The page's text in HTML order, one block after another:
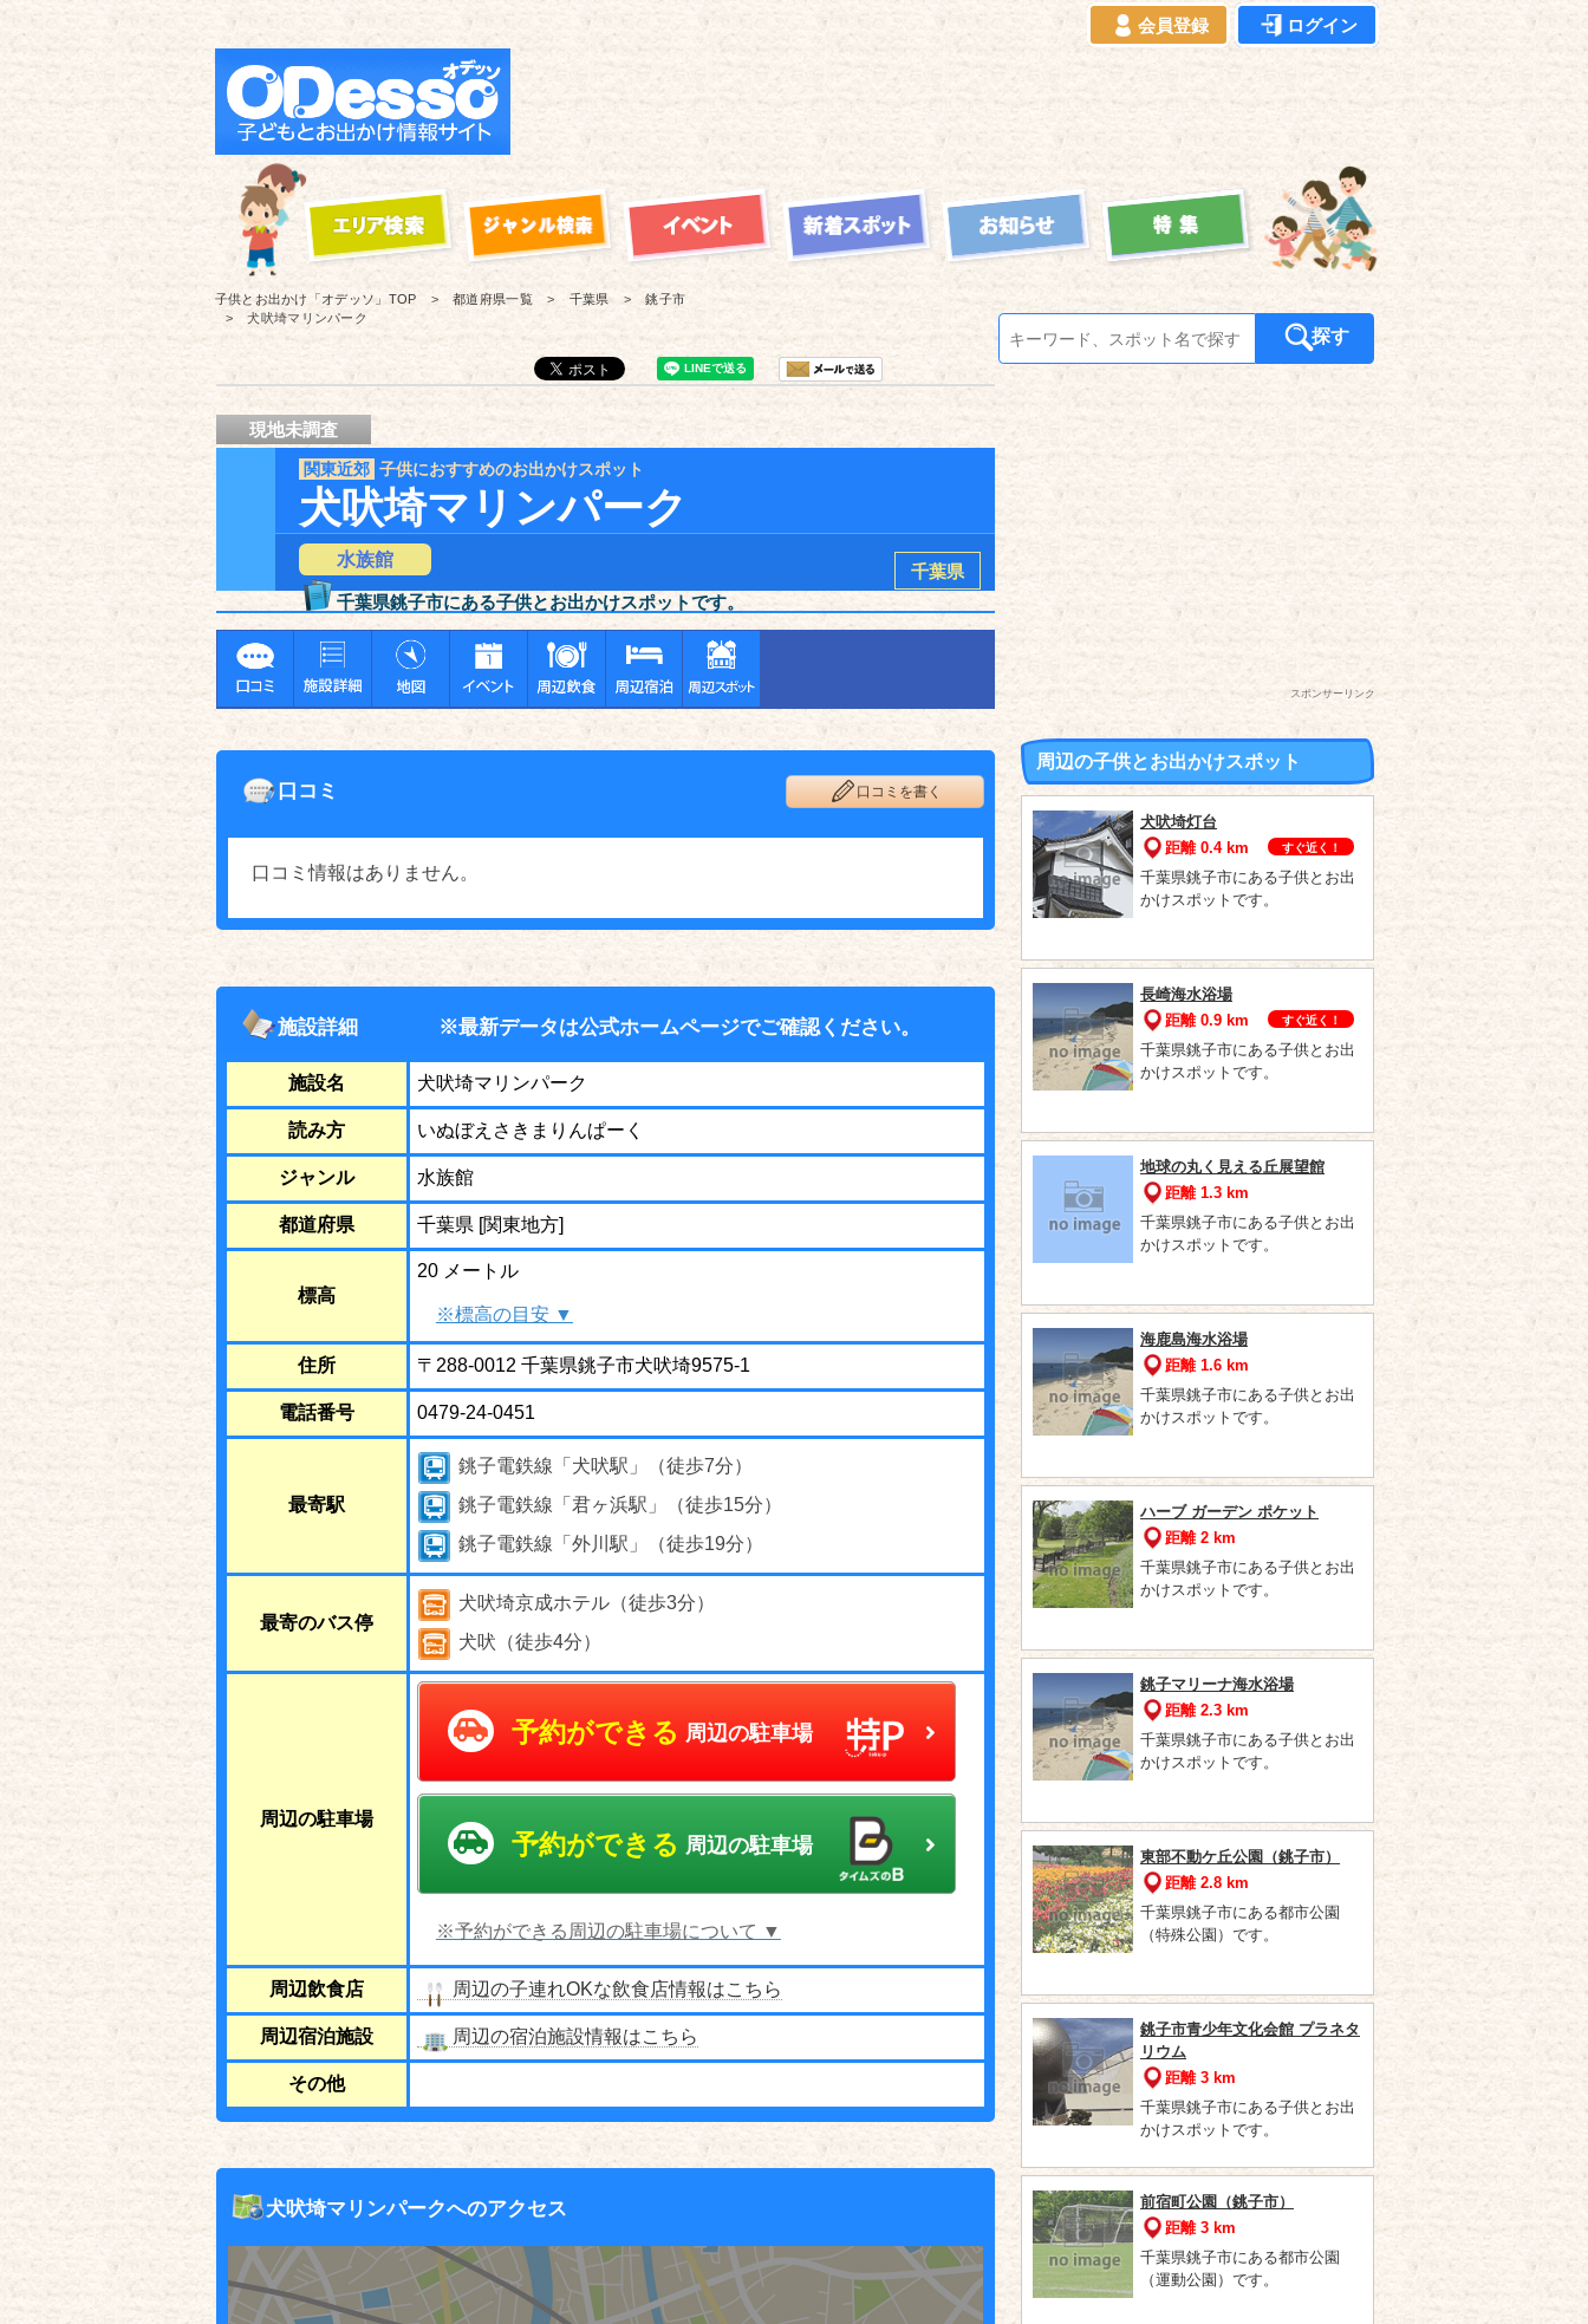
会員登録 ログイン
子供とお出かけ「オデッソ」 TOP 都道府県一覧 千葉県
銚子市
犬吠埼マリンパーク
探す
現地未調査
関東近郊 子供におすすめのお出かけスポット
犬吠埼マリンパーク
水族館
千葉県
千葉県銚子市にある子供とお出かけスポットです。
口コミ 口コミを書く
口コミ情報はありません。
施設詳細 ※最新データは公式ホームページでご確認ください。
施設名 犬吠埼マリンパーク
読み方 いぬぼえさきまりんぱーく
ジャンル 水族館
都道府県 千葉県 [関東地方]
標高
20 メートル
※標高の目安 ▼
住所 〒288-0012 千葉県銚子市犬吠埼9575-1
電話番号 0479-24-0451
最寄駅
銚子電鉄線「犬吠駅」（徒歩7分）
銚子電鉄線「君ヶ浜駅」（徒歩15分）
銚子電鉄線「外川駅」（徒歩19分）
最寄のバス停
犬吠埼京成ホテル（徒歩3分）
犬吠（徒歩4分）
周辺の駐車場
予約ができる 周辺の駐車場
予約ができる 周辺の駐車場
※予約ができる周辺の駐車場について ▼
周辺飲食店 周辺の子連れOKな飲食店情報はこちら
周辺宿泊施設 周辺の宿泊施設情報はこちら
その他
犬吠埼マリンパークへのアクセス
スポンサーリンク
周辺の子供とお出かけスポット
犬吠埼灯台
距離 0.4 km
すぐ近く！
千葉県銚子市にある子供とお出
かけスポットです。
長崎海水浴場
距離 0.9 km
すぐ近く！
千葉県銚子市にある子供とお出
かけスポットです。
地球の丸く見える丘展望館
距離 1.3 km
千葉県銚子市にある子供とお出
かけスポットです。
海鹿島海水浴場
距離 1.6 km
千葉県銚子市にある子供とお出
かけスポットです。
ハーブ ガーデン ポケット
距離 2 km
千葉県銚子市にある子供とお出
かけスポットです。
銚子マリーナ海水浴場
距離 2.3 km
千葉県銚子市にある子供とお出
かけスポットです。
東部不動ケ丘公園（銚子市）
距離 2.8 km
千葉県銚子市にある都市公園
（特殊公園）です。
銚子市青少年文化会館 プラネタ
リウム
距離 3 km
千葉県銚子市にある子供とお出
かけスポットです。
前宿町公園（銚子市）
距離 3 km
千葉県銚子市にある都市公園
（運動公園）です。